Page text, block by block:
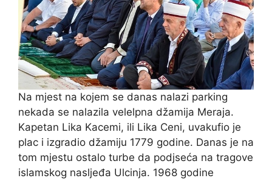
Na mjest na kojem se danas nalazi parking
nekada se nalazila velelpna džamija Meraja.
Kapetan Lika Kacemi, ili Lika Ceni, uvakufio je
plac i izgradio džamiju 1779 godine. Danas je na
tom mjestu ostalo turbe da podjseća na tragove
islamskog nasljeđa Ulcinja. 1968 godine